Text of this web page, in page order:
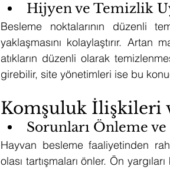
Hijyen ve Temizlik
Besleme noktalarının düzenli
yaklaşmasını kolaylaştırır.
atıkların düzenli olarak
girebilir, site yönetimleri ise bu
Komşuluk İlişkileri
Sorunları Önleme ve
Hayvan besleme faaliyetinden
olası tartışmaları önler. Ön